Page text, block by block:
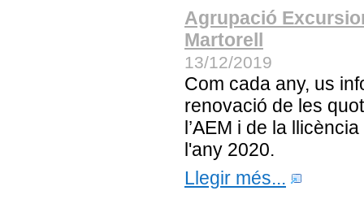
Agrupació
Martorell
13/12/2019
Com cada any, us
renovació de les
l’AEM i de la
l'any 2020.
Llegir més...